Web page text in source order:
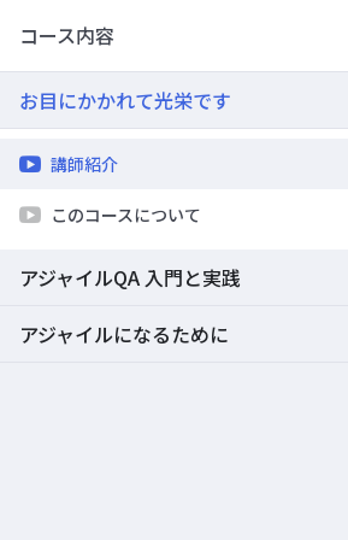
コース内容
お目にかかれて光栄です
講師紹介
このコースについて
アジャイルQA 入門と実践
アジャイルになるために